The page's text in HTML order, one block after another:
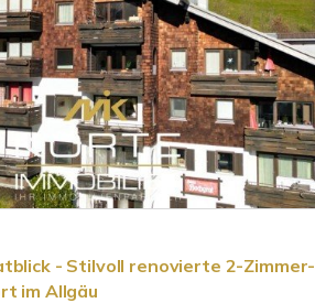
- Stilvoll renovierte 2-Zimmer-
im Allgäu